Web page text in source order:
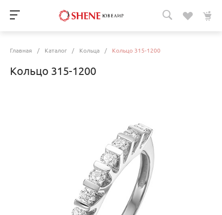
Главная / Каталог / Кольца / Кольцо 315-1200
Кольцо 315-1200